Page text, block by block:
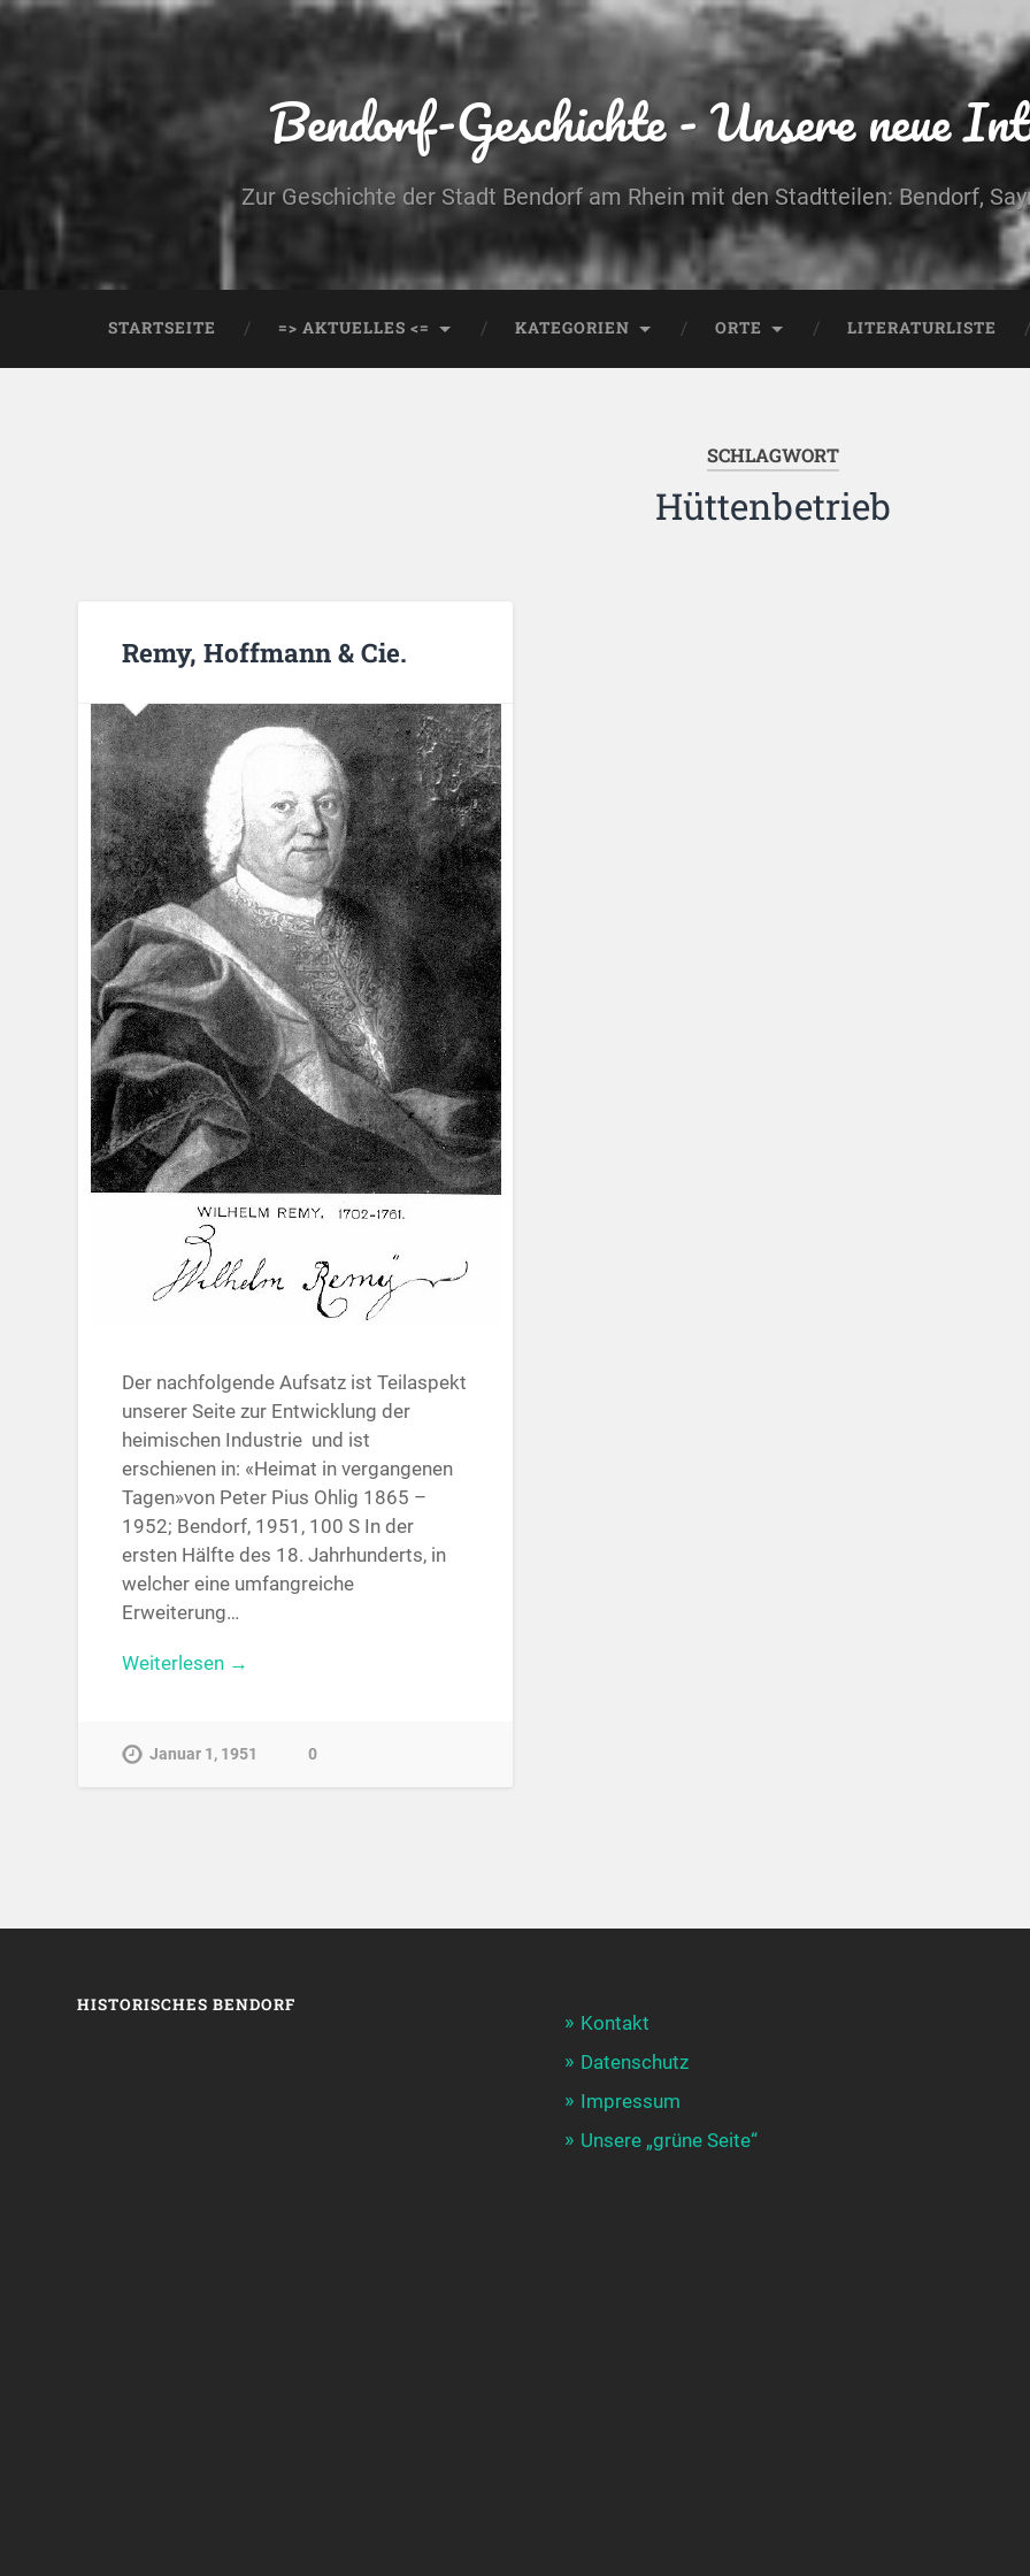
Bendorf-Geschichte - Unsere neue
Zur Geschichte der Stadt Bendorf am Rhein mit den Stadtteilen: Bendorf,
STARTSEITE => AKTUELLES <= KATEGORIEN ORTE LITERATURLISTE
SCHLAGWORT
Hüttenbetrieb
Remy, Hoffmann & Cie.
Der nachfolgende Aufsatz ist Teilaspekt
unserer Seite zur Entwicklung der
heimischen Industrie und ist
erschienen in: «Heimat in vergangenen
Tagen»von Peter Pius Ohlig 1865 –
1952; Bendorf, 1951, 100 S In der
ersten Hälfte des 18. Jahrhunderts, in
welcher eine umfangreiche
Erweiterung…
Weiterlesen →
Januar 1, 1951 0
HISTORISCHES BENDORF
Kontakt
Datenschutz
Impressum
Unsere „grüne Seite“